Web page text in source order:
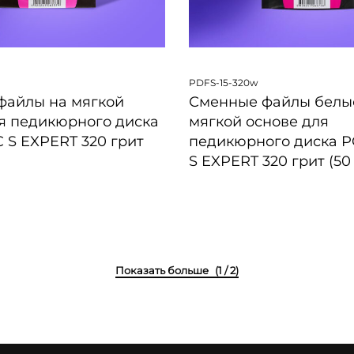
на мягкой
педикюрного диска
S EXPERT 320 грит
PDFS-15-320w
Сменные файлы
мягкой основе для
педикюрного диска
S EXPERT 320 грит
(1 / 2)